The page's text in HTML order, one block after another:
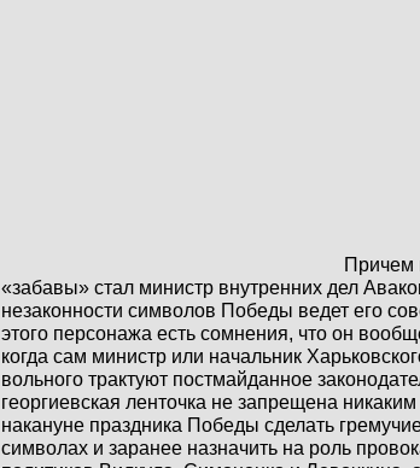
Причем главным
«забавы» стал министр внутренних дел
незаконности символов Победы ведет его
этого персонажа есть сомнения, что он
когда сам министр или начальник
вольного трактуют постмайданное
георгиевская ленточка не запрещена
накануне праздника Победы сделать
символах и заранее назначить на роль